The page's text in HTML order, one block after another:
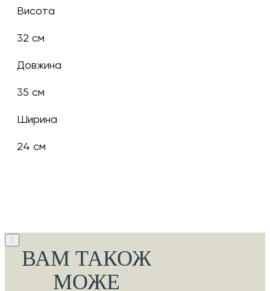
Висота
32 см
Довжина
35 см
Ширина
24 см
ВАМ ТАКОЖ
МОЖЕ